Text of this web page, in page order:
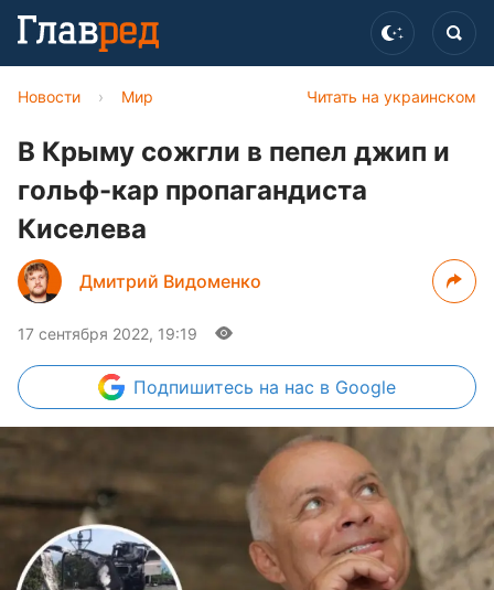
Читать на украинском
Новости › Мир
В Крыму сожгли в пепел джип и
гольф-кар пропагандиста
Киселева
Дмитрий Видоменко
17 сентября 2022, 19:19
Подпишитесь на нас в Google